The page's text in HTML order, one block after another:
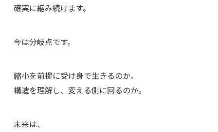
確実に縮み続けます。
今は分岐点です。
縮小を前提に受け身で生きるのか。
構造を理解し、変える側に回るのか。
未来は、